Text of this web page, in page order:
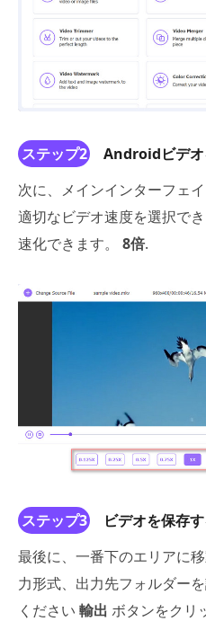
ステップ2
Androidビデオ
次に、メインインターフェ
適切なビデオ速度を選択で
速化できます。 8倍.
ステップ3
ビデオを保存
最後に、一番下のエリアに
力形式、出力先フォルダー
ください 輸出 ボタンをクリ